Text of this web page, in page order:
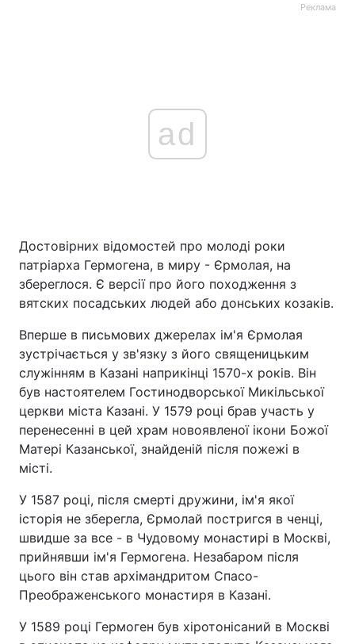
Реклама
ad
Достовірних відомостей про молоді роки
патріарха Гермогена, в миру - Єрмолая, на
збереглося. Є версії про його походження з
вятских посадських людей або донських козаків.
Вперше в письмових джерелах ім'я Єрмолая
зустрічається у зв'язку з його священицьким
служінням в Казані наприкінці 1570-х років. Він
був настоятелем Гостинодворської Микільської
церкви міста Казані. У 1579 році брав участь у
перенесенні в цей храм новоявленої ікони Божої
Матері Казанської, знайденій після пожежі в
місті.
У 1587 році, після смерті дружини, ім'я якої
історія не зберегла, Єрмолай постригся в ченці,
швидше за все - в Чудовому монастирі в Москві,
прийнявши ім'я Гермогена. Незабаром після
цього він став архімандритом Спасо-
Преображенського монастиря в Казані.
У 1589 році Гермоген був хіротонісаний в Москві